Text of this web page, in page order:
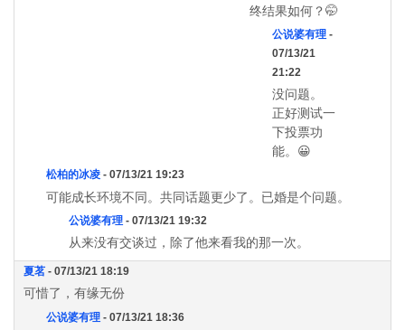
终结果如何？🤭
公说婆有理 -
07/13/21
21:22
没问题。
正好测试一
下投票功
能。😀
松柏的冰凌 - 07/13/21 19:23
可能成长环境不同。共同话题更少了。已婚是个问题。
公说婆有理 - 07/13/21 19:32
从来没有交谈过，除了他来看我的那一次。
夏茗 - 07/13/21 18:19
可惜了，有缘无份
公说婆有理 - 07/13/21 18:36